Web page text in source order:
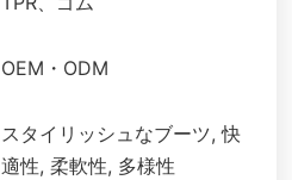
OEM・ODM
スタイリッシュなブーツ, 快
適性, 柔軟性, 多様性